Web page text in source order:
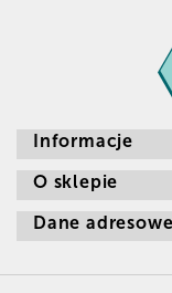
Dane adresowe
Informacje
O sklepie